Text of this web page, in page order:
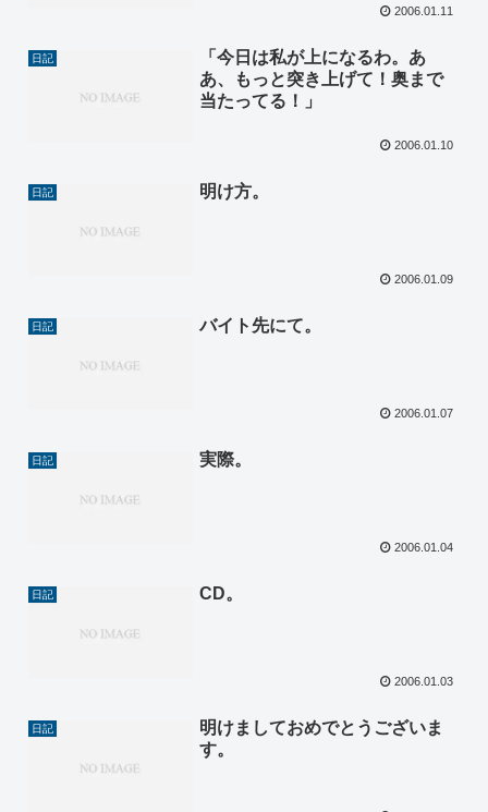
2006.01.11
日記
「今日は私が上になるわ。あ
あ、もっと突き上げて！奥まで
当たってる！」
2006.01.10
日記 明け方。
2006.01.09
日記 バイト先にて。
2006.01.07
日記 実際。
2006.01.04
日記 CD。
2006.01.03
日記
明けましておめでとうございま
す。